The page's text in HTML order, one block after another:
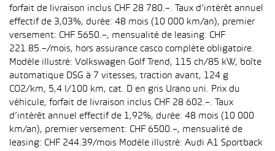
forfait de livraison inclus CHF 28 780.–. Taux d’intérêt annuel
effectif de 3,03%, durée: 48 mois (10 000 km/an), premier
versement: CHF 5650.–, mensualité de leasing: CHF
221.85.–/mois, hors assurance casco complète obligatoire.
Modèle illustré: Volkswagen Golf Trend, 115 ch/85 kW, boîte
automatique DSG à 7 vitesses, traction avant, 124 g
CO2/km, 5,4 l/100 km, cat. D en gris Urano uni. Prix du
véhicule, forfait de livraison inclus CHF 28 602.–. Taux
d’intérêt annuel effectif de 1,92%, durée: 48 mois (10 000
km/an), premier versement: CHF 6500.–, mensualité de
leasing: CHF 244.39/mois Modèle illustré: Audi A1 Sportback